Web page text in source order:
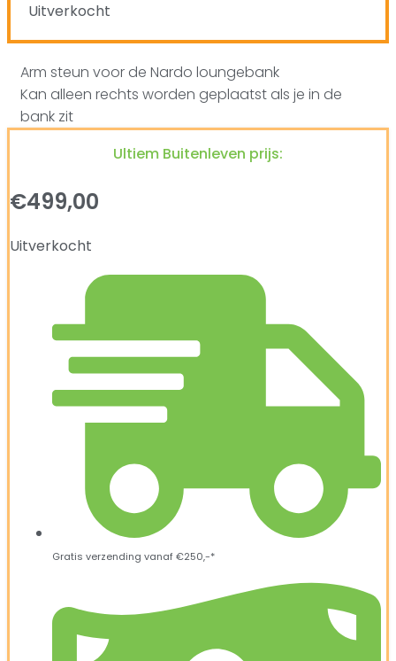
Uitverkocht
Arm steun voor de Nardo loungebank
Kan alleen rechts worden geplaatst als je in de
bank zit
Ultiem Buitenleven prijs:
€499,00
Uitverkocht
Gratis verzending vanaf €250,-*